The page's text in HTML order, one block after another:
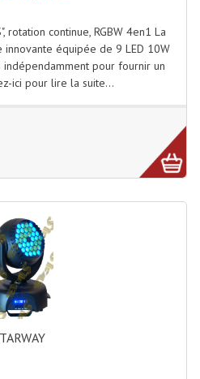
rotation continue, RGBW 4en1 La
innovante équipée de 9 LED 10W
indépendamment pour fournir un
ici pour lire la suite...